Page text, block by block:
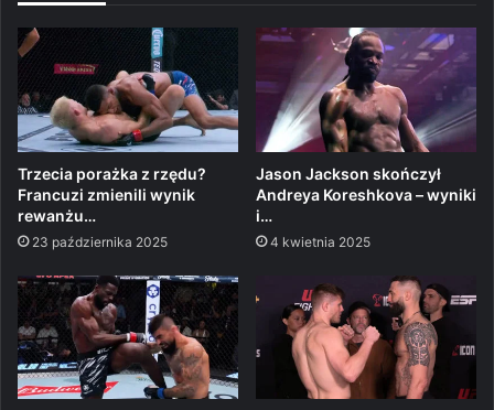
Trzecia porażka z rzędu?
Francuzi zmienili wynik
rewanżu…
23 października 2025
Jason Jackson skończył
Andreya Koreshkova – wyniki
i…
4 kwietnia 2025